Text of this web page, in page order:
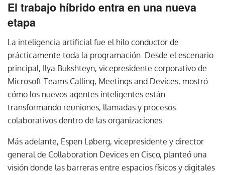
El trabajo híbrido entra en una nueva
etapa
La inteligencia artificial fue el hilo conductor de
prácticamente toda la programación. Desde el escenario
principal, Ilya Bukshteyn, vicepresidente corporativo de
Microsoft Teams Calling, Meetings and Devices, mostró
cómo los nuevos agentes inteligentes están
transformando reuniones, llamadas y procesos
colaborativos dentro de las organizaciones.
Más adelante, Espen Løberg, vicepresidente y director
general de Collaboration Devices en Cisco, planteó una
visión donde las barreras entre espacios físicos y digitales